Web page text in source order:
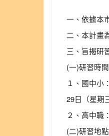
一、依據本
二、本計畫
三、旨揭研
(一)研習時
１、國中小
29日（星期
２、高中職
(二)研習地